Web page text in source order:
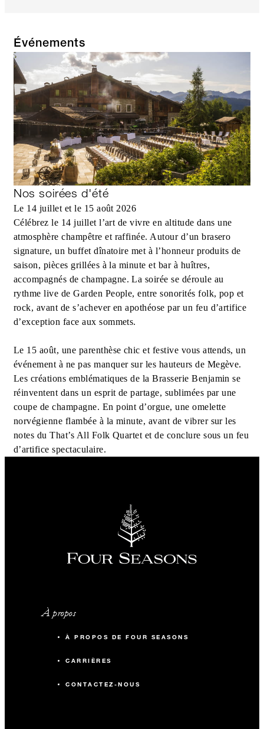
Événements
Nos soirées d'été
Le 14 juillet et le 15 août 2026
Célébrez le 14 juillet l’art de vivre en altitude dans une
atmosphère champêtre et raffinée. Autour d’un brasero
signature, un buffet dînatoire met à l’honneur produits de
saison, pièces grillées à la minute et bar à huîtres,
accompagnés de champagne. La soirée se déroule au
rythme live de Garden People, entre sonorités folk, pop et
rock, avant de s’achever en apothéose par un feu d’artifice
d’exception face aux sommets.
Le 15 août, une parenthèse chic et festive vous attends, un
événement à ne pas manquer sur les hauteurs de Megève.
Les créations emblématiques de la Brasserie Benjamin se
réinventent dans un esprit de partage, sublimées par une
coupe de champagne. En point d’orgue, une omelette
norvégienne flambée à la minute, avant de vibrer sur les
notes du That’s All Folk Quartet et de conclure sous un feu
d’artifice spectaculaire.
À propos
À PROPOS DE FOUR SEASONS
CARRIÈRES
CONTACTEZ-NOUS